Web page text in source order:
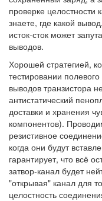
проверке целостности
знаете, где какой
исток-сток может
выводов.
Хорошей стратегией,
тестировании
выводов транзистора
антистатический
доставки и хранения
компонентов).
резистивное
когда они будут
гарантирует, что всё
затвор-канал будет
"открывая" канал для
целостность